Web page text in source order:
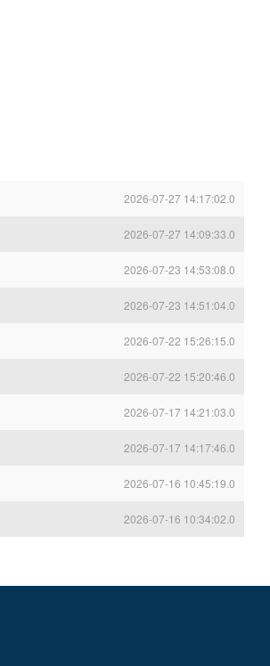
2026-07-27 14:17:02.0
2026-07-27 14:09:33.0
2026-07-23 14:53:08.0
2026-07-23 14:51:04.0
2026-07-22 15:26:15.0
2026-07-22 15:20:46.0
2026-07-17 14:21:03.0
2026-07-17 14:17:46.0
2026-07-16 10:45:19.0
2026-07-16 10:34:02.0